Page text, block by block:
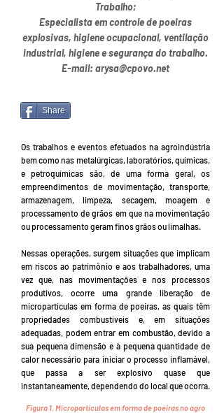
Trabalho;
Especialista em controle de poeiras
explosivas, higiene ocupacional, ventilação
industrial, higiene e segurança do trabalho.
E-mail: arysa@cpovo.net
Share
Os trabalhos e eventos efetuados na agroindústria
bem como nas metalúrgicas, laboratórios, químicas,
e petroquímicas são, de uma forma geral, os
empreendimentos de movimentação, transporte,
armazenagem, limpeza, secagem, moagem e
processamento de grãos em que na movimentação
ou processamento geram finos grãos ou limalhas.
Nessas operações, surgem situações que implicam
em riscos ao patrimônio e aos trabalhadores, uma
vez que, nas movimentações e nos processos
produtivos, ocorre uma grande liberação de
micropartículas em forma de poeiras, as quais têm
propriedades combustíveis e, em situações
adequadas, podem entrar em combustão, devido a
sua pequena dimensão e à pequena quantidade de
calor necessário para iniciar o processo inflamável,
que passa a ser explosivo quase que
instantaneamente, dependendo do local que ocorra.
Figura 1. Micropartículas em forma de poeiras no agro